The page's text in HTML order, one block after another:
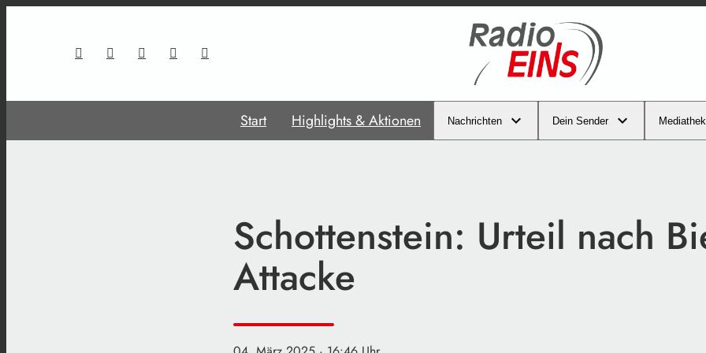
Start Highlights & Aktionen Nachrichten Dein Sender Mediathek
Schottenstein: Urteil nach
Attacke